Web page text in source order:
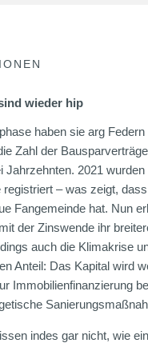
wieder hip
haben sie arg
Zahl der
Jahrzehnten. 2021
registriert – was zeigt,
Fangemeinde hat. Nun
der Zinswende ihr
auch die Klimakrise
Anteil: Das Kapital wird
Immobilienfinanzierung
indes gar nicht, wie